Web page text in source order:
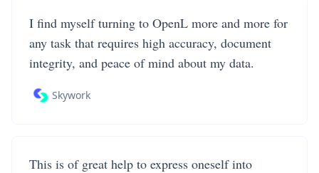
I find myself turning to OpenL more and more for
any task that requires high accuracy, document
integrity, and peace of mind about my data.
Skywork
This is of great help to express oneself into